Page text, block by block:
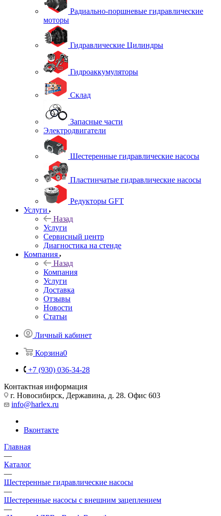
Радиально-поршневые гидравлические
моторы
Гидравлические Цилиндры
Гидроаккумуляторы
Склад
Запасные части
Электродвигатели
Шестеренные гидравлические насосы
Пластинчатые гидравлические насосы
Редукторы GFT
Услуги
Назад
Услуги
Сервисный центр
Диагностика на стенде
Компания
Назад
Компания
Услуги
Доставка
Отзывы
Новости
Статьи
Личный кабинет
Корзина0
+7 (930) 036-34-28
Контактная информация
г. Новосибирск, Державина, д. 28. Офис 603
info@harlex.ru
Вконтакте
Главная
—
Каталог
—
Шестеренные гидравлические насосы
—
Шестеренные насосы с внешним зацеплением
—